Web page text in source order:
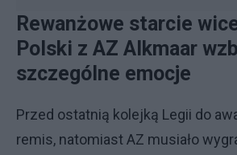
Rewanżowe starcie
Polski z AZ Alkmaar
szczególne emocje
Przed ostatnią kolejką Legii do
remis, natomiast AZ musiało